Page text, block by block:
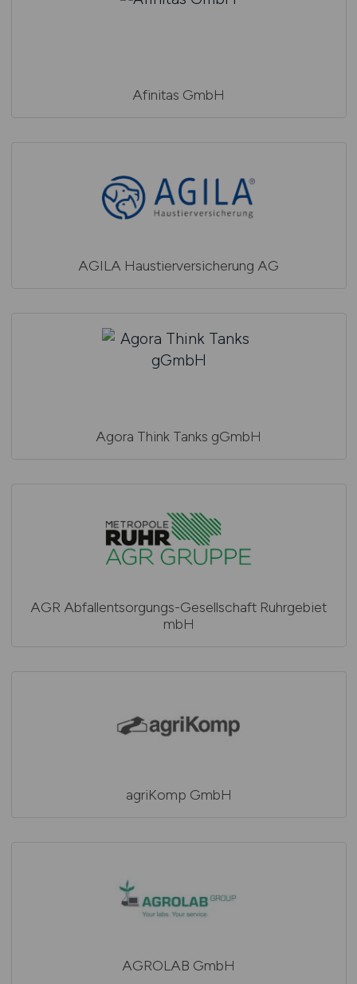
Afinitas GmbH
AGILA Haustierversicherung AG
Agora Think Tanks gGmbH
AGR Abfallentsorgungs-Gesellschaft Ruhrgebiet
mbH
agriKomp GmbH
AGROLAB GmbH